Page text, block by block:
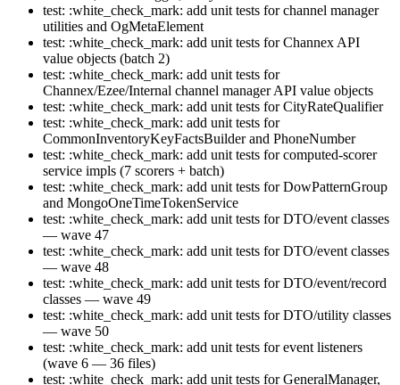
test: :white_check_mark: add unit tests for channel manager
utilities and OgMetaElement
test: :white_check_mark: add unit tests for Channex API
value objects (batch 2)
test: :white_check_mark: add unit tests for
Channex/Ezee/Internal channel manager API value objects
test: :white_check_mark: add unit tests for CityRateQualifier
test: :white_check_mark: add unit tests for
CommonInventoryKeyFactsBuilder and PhoneNumber
test: :white_check_mark: add unit tests for computed-scorer
service impls (7 scorers + batch)
test: :white_check_mark: add unit tests for DowPatternGroup
and MongoOneTimeTokenService
test: :white_check_mark: add unit tests for DTO/event classes
— wave 47
test: :white_check_mark: add unit tests for DTO/event classes
— wave 48
test: :white_check_mark: add unit tests for DTO/event/record
classes — wave 49
test: :white_check_mark: add unit tests for DTO/utility classes
— wave 50
test: :white_check_mark: add unit tests for event listeners
(wave 6 — 36 files)
test: :white_check_mark: add unit tests for GeneralManager,